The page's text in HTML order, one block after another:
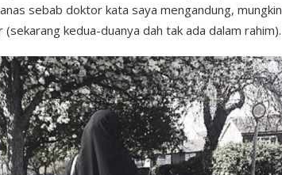
sebab doktor kata saya mengandung, mungkin
kedua-duanya dah tak ada dalam rahim).